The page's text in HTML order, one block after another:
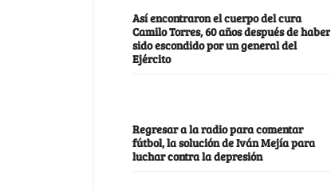
Así encontraron el cuerpo del cura
Camilo Torres, 60 años después de haber
sido escondido por un general del
Ejército
Regresar a la radio para comentar
fútbol, la solución de Iván Mejía para
luchar contra la depresión